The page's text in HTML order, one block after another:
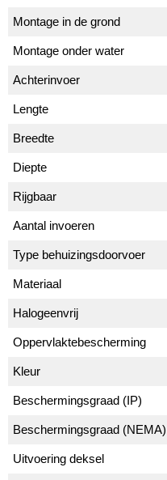
Montage in de grond
Montage onder water
Achterinvoer
Lengte
Breedte
Diepte
Rijgbaar
Aantal invoeren
Type behuizingsdoorvoer
Materiaal
Halogeenvrij
Oppervlaktebescherming
Kleur
Beschermingsgraad (IP)
Beschermingsgraad (NEMA)
Uitvoering deksel